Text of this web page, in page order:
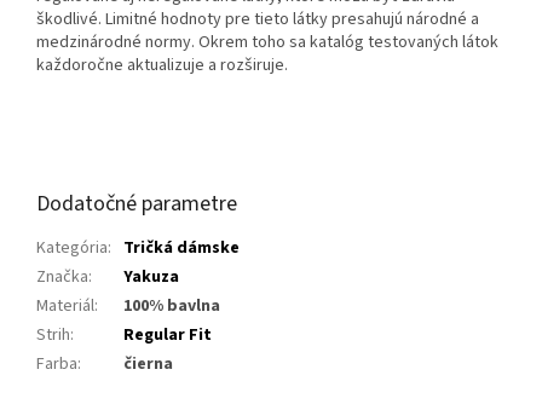
škodlivé. Limitné hodnoty pre tieto látky presahujú národné a
medzinárodné normy. Okrem toho sa katalóg testovaných látok
každoročne aktualizuje a rozširuje.
Dodatočné parametre
Kategória: Tričká dámske
Značka:
Yakuza
Materiál:
100% bavlna
Strih:
Regular Fit
Farba: čierna